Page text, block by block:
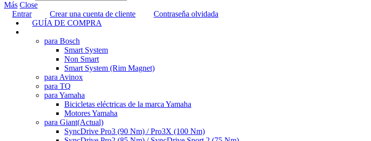
Más Close
Entrar
Crear una cuenta de cliente
Contraseňa olvidada
GUÍA DE COMPRA
para Bosch
Smart System
Non Smart
Smart System (Rim Magnet)
para Avinox
para TQ
para Yamaha
Bicicletas eléctricas de la marca Yamaha
Motores Yamaha
para Giant(Actual)
SyncDrive Pro3 (90 Nm) / Pro3X (100 Nm)